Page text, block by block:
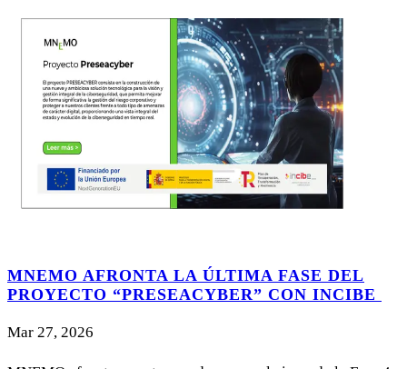
MNEMO AFRONTA LA ÚLTIMA FASE DEL
PROYECTO “PRESEACYBER” CON INCIBE
Mar 27, 2026